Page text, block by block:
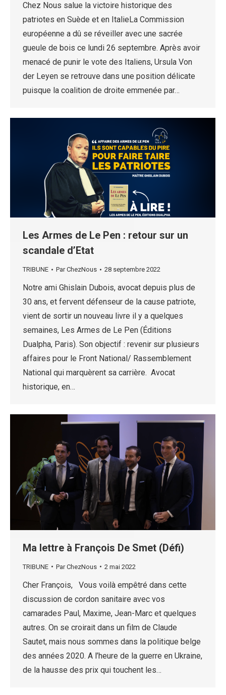
Chez Nous salue la victoire historique des
patriotes en Suède et en ItalieLa Commission
européenne a dû se réveiller avec une sacrée
gueule de bois ce lundi 26 septembre. Après avoir
menacé de punir le vote des Italiens, Ursula Von
der Leyen se retrouve dans une position délicate
puisque la coalition de droite emmenée par…
Les Armes de Le Pen : retour sur un
scandale d’Etat
TRIBUNE ParChezNous 28 septembre 2022
Notre ami Ghislain Dubois, avocat depuis plus de
30 ans, et fervent défenseur de la cause patriote,
vient de sortir un nouveau livre il y a quelques
semaines, Les Armes de Le Pen (Éditions
Dualpha, Paris). Son objectif : revenir sur plusieurs
affaires pour le Front National/ Rassemblement
National qui marquèrent sa carrière. Avocat
historique, en…
Ma lettre à François De Smet (Défi)
TRIBUNE ParChezNous 2 mai 2022
Cher François, Vous voilà empêtré dans cette
discussion de cordon sanitaire avec vos
camarades Paul, Maxime, Jean-Marc et quelques
autres. On se croirait dans un film de Claude
Sautet, mais nous sommes dans la politique belge
des années 2020. A l’heure de la guerre en Ukraine,
de la hausse des prix qui touchent les…